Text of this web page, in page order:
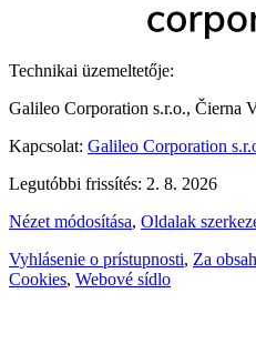
Technikai üzemeltetője:
Galileo Corporation s.r.o., Čierna
Kapcsolat: Galileo Corporation
Legutóbbi frissítés: 2. 8. 2026
Nézet módosítása, Oldalak
Vyhlásenie o prístupnosti, Za
Cookies, Webové sídlo